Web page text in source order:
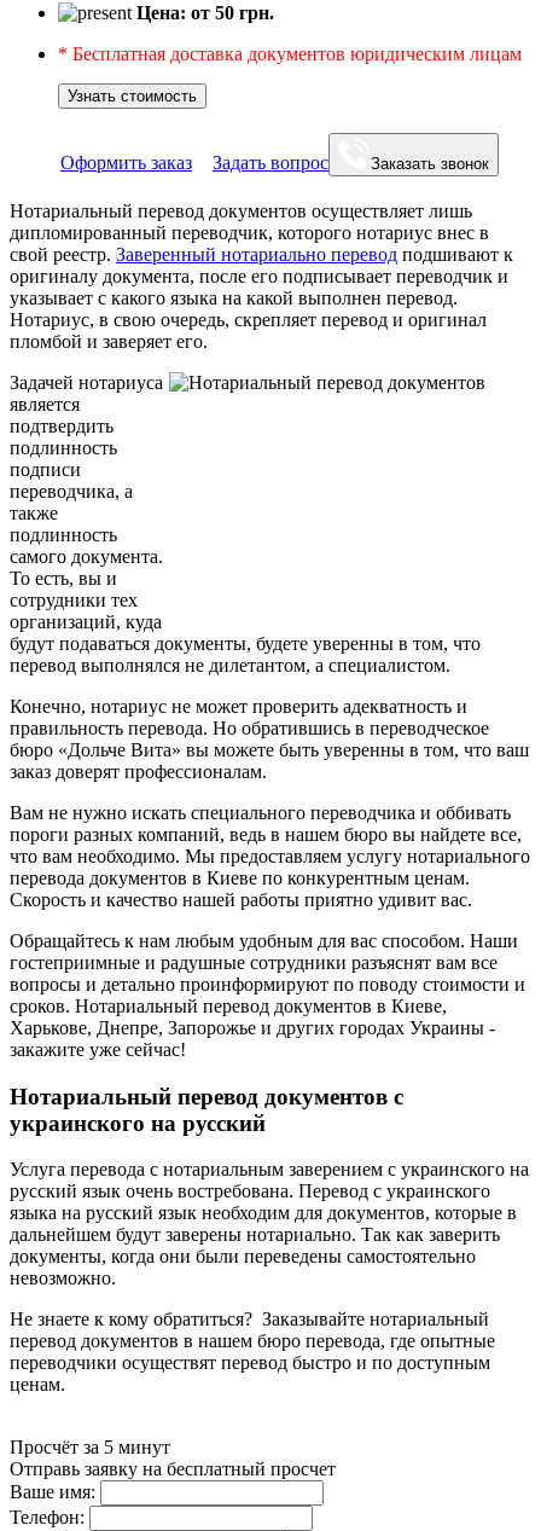
Цена: от 50 грн.
* Бесплатная доставка документов юридическим лицам
Узнать стоимость
Оформить заказ Задать вопрос Заказать звонок
Нотариальный перевод документов осуществляет лишь
дипломированный переводчик, которого нотариус внес в
свой реестр. Заверенный нотариально перевод подшивают к
оригиналу документа, после его подписывает переводчик и
указывает с какого языка на какой выполнен перевод.
Нотариус, в свою очередь, скрепляет перевод и оригинал
пломбой и заверяет его.
Задачей нотариуса
является
подтвердить
подлинность
подписи
переводчика, а
также
подлинность
самого документа.
То есть, вы и
сотрудники тех
организаций, куда
будут подаваться документы, будете уверенны в том, что
перевод выполнялся не дилетантом, а специалистом.
Конечно, нотариус не может проверить адекватность и
правильность перевода. Но обратившись в переводческое
бюро «Дольче Вита» вы можете быть уверенны в том, что ваш
заказ доверят профессионалам.
Вам не нужно искать специального переводчика и оббивать
пороги разных компаний, ведь в нашем бюро вы найдете все,
что вам необходимо. Мы предоставляем услугу нотариального
перевода документов в Киеве по конкурентным ценам.
Скорость и качество нашей работы приятно удивит вас.
Обращайтесь к нам любым удобным для вас способом. Наши
гостеприимные и радушные сотрудники разъяснят вам все
вопросы и детально проинформируют по поводу стоимости и
сроков. Нотариальный перевод документов в Киеве,
Харькове, Днепре, Запорожье и других городах Украины -
закажите уже сейчас!
Нотариальный перевод документов с
украинского на русский
Услуга перевода с нотариальным заверением с украинского на
русский язык очень востребована. Перевод с украинского
языка на русский язык необходим для документов, которые в
дальнейшем будут заверены нотариально. Так как заверить
документы, когда они были переведены самостоятельно
невозможно.
Не знаете к кому обратиться? Заказывайте нотариальный
перевод документов в нашем бюро перевода, где опытные
переводчики осуществят перевод быстро и по доступным
ценам.
Просчёт за 5 минут
Отправь заявку на бесплатный просчет
Ваше имя:
Телефон: